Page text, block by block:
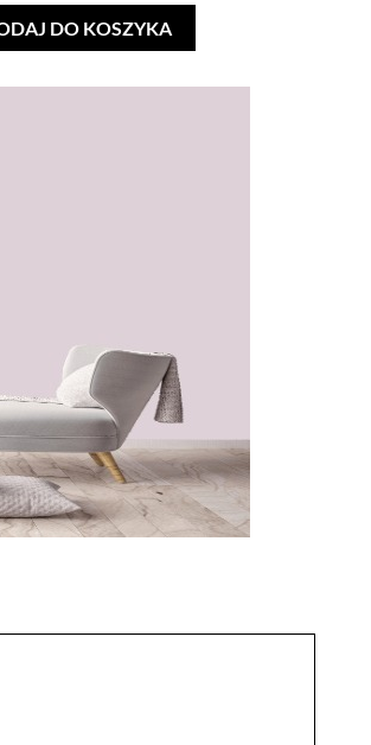
DO KOSZYKA